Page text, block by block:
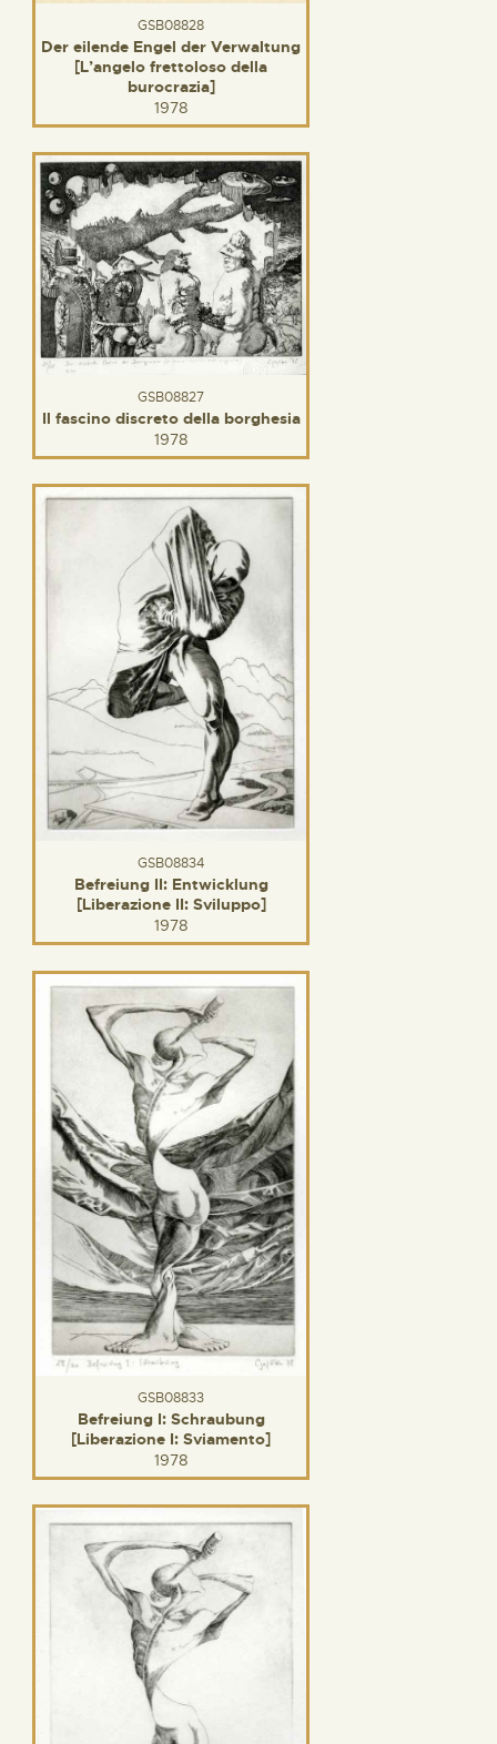
GSB08828
Der eilende Engel der Verwaltung
[L’angelo frettoloso della
burocrazia]
1978
GSB08827
Il fascino discreto della borghesia
1978
GSB08834
Befreiung II: Entwicklung
[Liberazione II: Sviluppo]
1978
GSB08833
Befreiung I: Schraubung
[Liberazione I: Sviamento]
1978